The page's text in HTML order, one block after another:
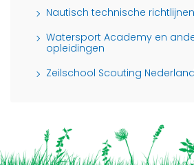
Nautisch technische richtlijnen
Watersport Academy en
opleidingen
Zeilschool Scouting Nederland